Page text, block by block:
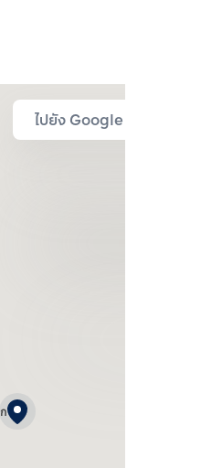
ไปยัง Google Map